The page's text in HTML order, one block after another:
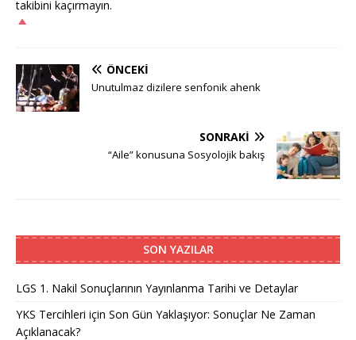
takibini kaçırmayın.
ÖNCEKI
Unutulmaz dizilere senfonik ahenk
SONRAKI
“Aile” konusuna Sosyolojik bakış
SON YAZILAR
LGS 1. Nakil Sonuçlarının Yayınlanma Tarihi ve Detaylar
YKS Tercihleri için Son Gün Yaklaşıyor: Sonuçlar Ne Zaman
Açıklanacak?